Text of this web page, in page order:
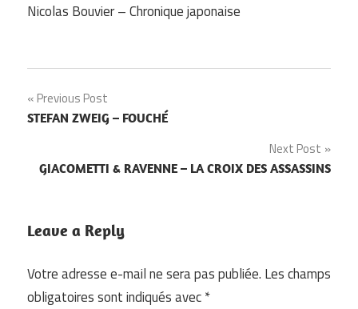
Nicolas Bouvier – Chronique japonaise
Navigation
de
l’article
Previous Post
STEFAN ZWEIG – FOUCHÉ
Next Post
GIACOMETTI & RAVENNE – LA CROIX DES ASSASSINS
Leave a Reply
Votre adresse e-mail ne sera pas publiée. Les champs
obligatoires sont indiqués avec*